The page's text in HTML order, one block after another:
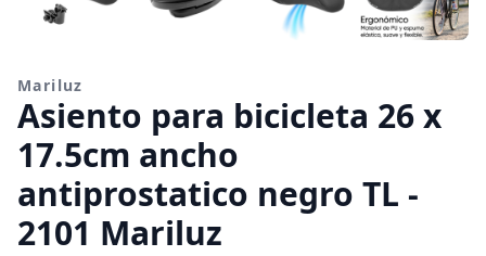
Mariluz
Asiento para bicicleta 26 x
17.5cm ancho
antiprostatico negro TL -
2101 Mariluz